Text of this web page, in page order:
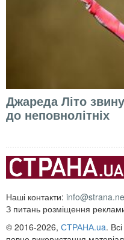
Джареда Літо
до неповнолітніх
Наші контакти:
З питань розміщення
© 2016-2026, СТРАНА.ua.